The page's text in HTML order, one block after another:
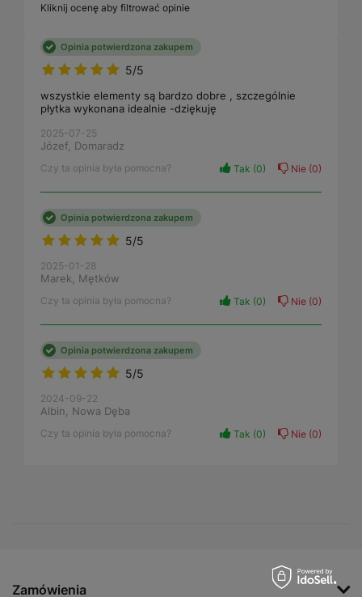
Kliknij ocenę aby filtrować opinie
5/5
Opinia potwierdzona zakupem
wszystkie elementy są bardzo dobre , szczególnie
płytka wykonana idealnie -dziękuję
2025-07-25
Józef, Domaradz
Czy ta opinia była pomocna? Tak 0 Nie 0
5/5
Opinia potwierdzona zakupem
2025-01-28
Marek, Mętków
Czy ta opinia była pomocna? Tak 0 Nie 0
5/5
Opinia potwierdzona zakupem
2024-09-22
Albin, Nowa Dęba
Czy ta opinia była pomocna? Tak 0 Nie 0
Zamówienia